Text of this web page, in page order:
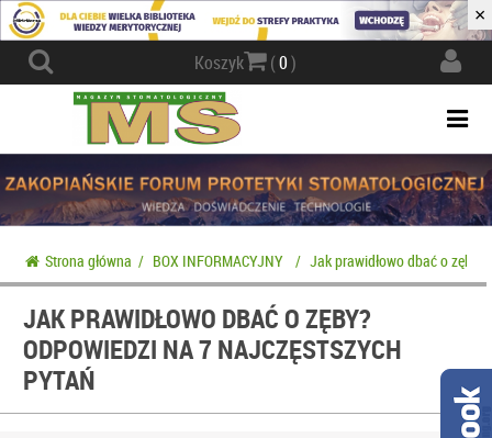
×
Koszyk (0)
Strona główna / BOX INFORMACYJNY / Jak prawidłowo dbać o
JAK PRAWIDŁOWO DBAĆ O ZĘBY?
ODPOWIEDZI NA 7 NAJCZĘSTSZYCH
PYTAŃ